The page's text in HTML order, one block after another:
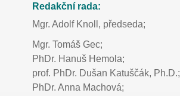
Redakční rada:
Mgr. Adolf Knoll, předseda;
Mgr. Tomáš Gec;
PhDr. Hanuš Hemola;
prof. PhDr. Dušan Katuščák, Ph.D.;
PhDr. Anna Machová;